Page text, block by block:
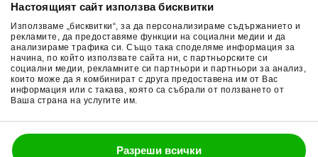
Настоящият сайт използва бисквитки
Използваме „бисквитки“, за да персонализираме съдържанието и
рекламите, да предоставяме функции на социални медии и да
анализираме трафика си. Също така споделяме информация за
начина, по който използвате сайта ни, с партньорските си
социални медии, рекламните си партньори и партньори за анализ,
които може да я комбинират с друга предоставена им от Вас
информация или с такава, която са събрали от ползването от
Ваша страна на услугите им.
Разреши всички
Връщане на стока
Общи условия
Поверителност
Политика за бисквитки
Раници за мотор
Ръкавици за мотор
Части за мотор